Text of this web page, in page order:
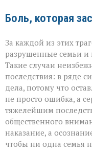
Боль, которая
За каждой из этих
разрушенные семьи и
Такие случаи
последствия: в ряде
дела, потому что
не просто ошибка, а
тяжелейшим
общественного
наказание, а
чтобы ни одна семья